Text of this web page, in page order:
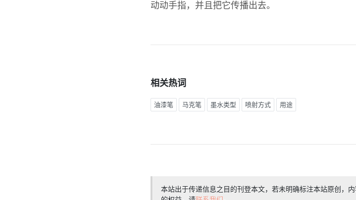
动动手指，并且把它传播出去。
相关热词
油漆笔 马克笔 墨水类型 喷射方式 用途
本站出于传递信息之目的刊登本文，若未明确标注本站原创，